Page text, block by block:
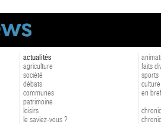
actualités
agriculture
société
débats
communes
patrimoine
loisirs
le saviez-vous ?
faits
sports
culture
en bref